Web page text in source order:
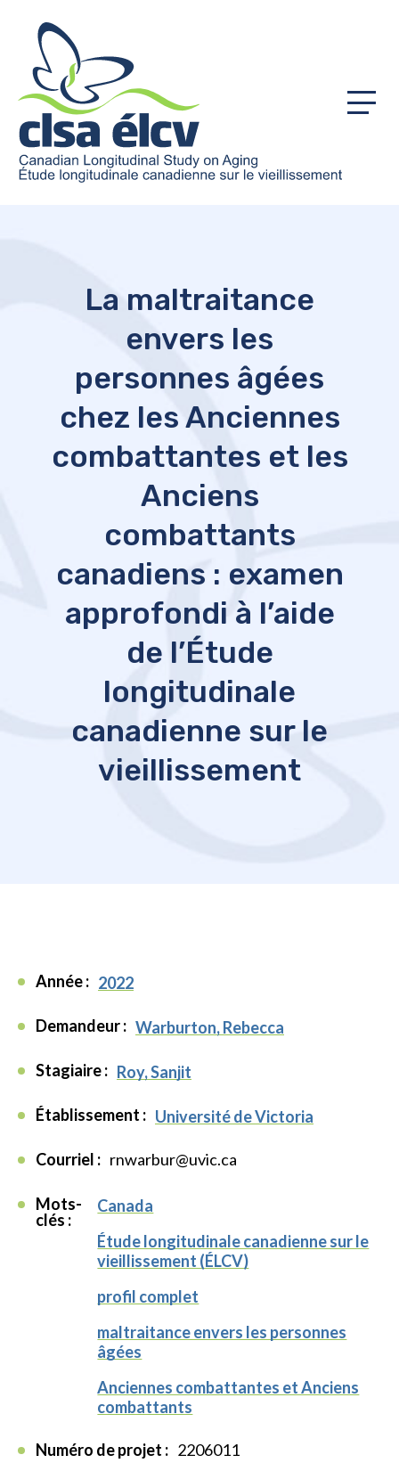
Menu
La maltraitance
envers les
personnes âgées
chez les Anciennes
combattantes et les
Anciens
combattants
canadiens : examen
approfondi à l’aide
de l’Étude
longitudinale
canadienne sur le
vieillissement
Année : 2022
Demandeur : Warburton, Rebecca
Stagiaire : Roy, Sanjit
Établissement : Université de Victoria
Courriel : rnwarbur@uvic.ca
Mots-
clés :
Canada
Étude longitudinale canadienne sur le
vieillissement (ÉLCV)
profil complet
maltraitance envers les personnes
âgées
Anciennes combattantes et Anciens
combattants
Numéro de projet : 2206011